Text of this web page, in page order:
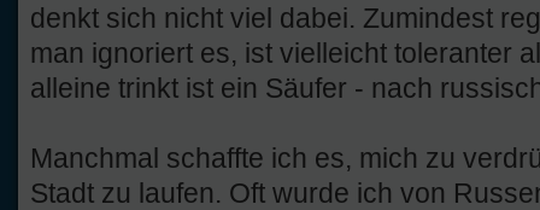
denkt sich nicht viel dabei. Zumindest
man ignoriert es, ist vielleicht toleranter
alleine trinkt ist ein Säufer - nach
Manchmal schaffte ich es, mich zu
Stadt zu laufen. Oft wurde ich von